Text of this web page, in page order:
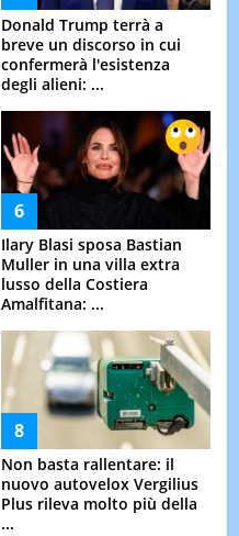
Donald Trump terrà a
breve un discorso in cui
confermerà l'esistenza
degli alieni: ...
Ilary Blasi sposa Bastian
Muller in una villa extra
lusso della Costiera
Amalfitana: ...
Non basta rallentare: il
nuovo autovelox Vergilius
Plus rileva molto più della
...